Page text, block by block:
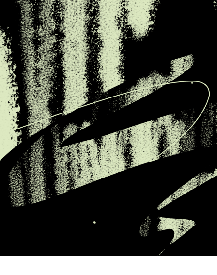
Дневник
Магазин
Контакты
ГалереяОтзывы